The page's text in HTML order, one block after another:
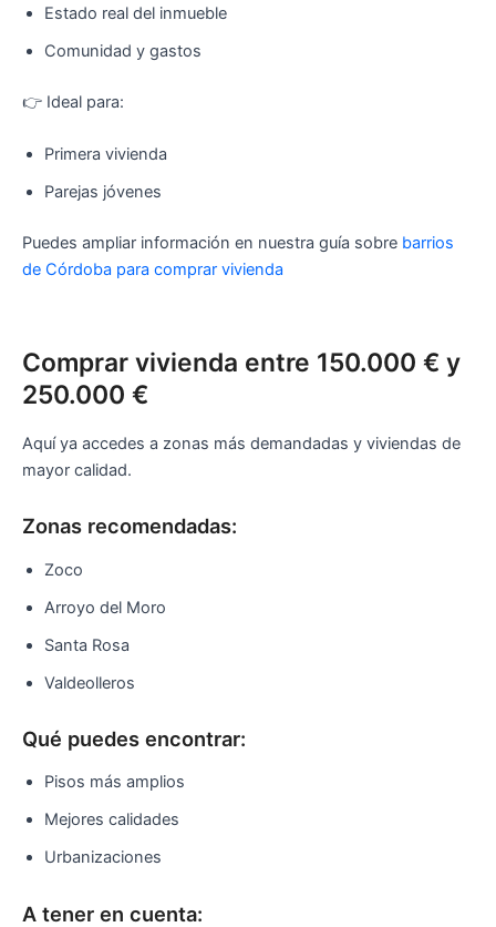
Estado real del inmueble
Comunidad y gastos
👉 Ideal para:
Primera vivienda
Parejas jóvenes
Puedes ampliar información en nuestra guía sobre barrios
de Córdoba para comprar vivienda
Comprar vivienda entre 150.000 € y
250.000 €
Aquí ya accedes a zonas más demandadas y viviendas de
mayor calidad.
Zonas recomendadas:
Zoco
Arroyo del Moro
Santa Rosa
Valdeolleros
Qué puedes encontrar:
Pisos más amplios
Mejores calidades
Urbanizaciones
A tener en cuenta: